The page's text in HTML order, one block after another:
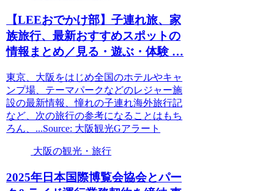
【LEEおでかけ部】子連れ旅、家
族旅行、最新おすすめスポットの
情報まとめ／見る・遊ぶ・体験 …
東京、大阪をはじめ全国のホテルやキャ
ンプ場、テーマパークなどのレジャー施
設の最新情報、憧れの子連れ海外旅行記
など、次の旅行の参考になることはもち
ろん、...Source: 大阪観光Gアラート
大阪の観光・旅行
2025年日本国際博覧会協会とパー